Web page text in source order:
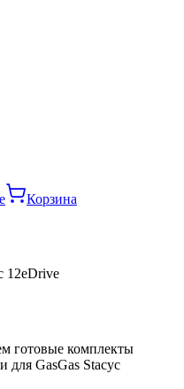
Корзина
12eDrive
готовые комплекты
для GasGas Stacyc